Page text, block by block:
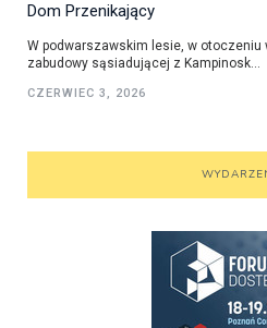
Dom Przenikający
W podwarszawskim lesie, w
zabudowy sąsiadującej z Kampinosk...
CZERWIEC 3, 2026